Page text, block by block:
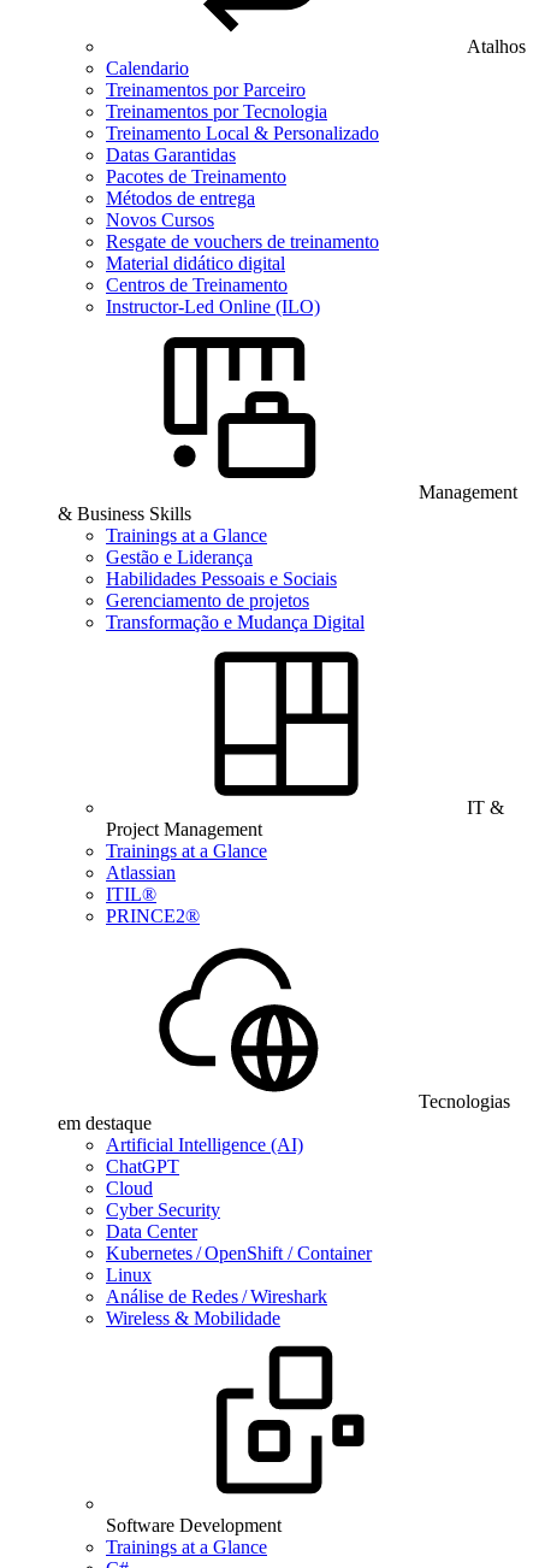
Atalhos
Calendario
Treinamentos por Parceiro
Treinamentos por Tecnologia
Treinamento Local & Personalizado
Datas Garantidas
Pacotes de Treinamento
Métodos de entrega
Novos Cursos
Resgate de vouchers de treinamento
Material didático digital
Centros de Treinamento
Instructor-Led Online (ILO)
Management
& Business Skills
Trainings at a Glance
Gestão e Liderança
Habilidades Pessoais e Sociais
Gerenciamento de projetos
Transformação e Mudança Digital
IT &
Project Management
Trainings at a Glance
Atlassian
ITIL®
PRINCE2®
Tecnologias
em destaque
Artificial Intelligence (AI)
ChatGPT
Cloud
Cyber Security
Data Center
Kubernetes / OpenShift / Container
Linux
Análise de Redes / Wireshark
Wireless & Mobilidade
Software Development
Trainings at a Glance